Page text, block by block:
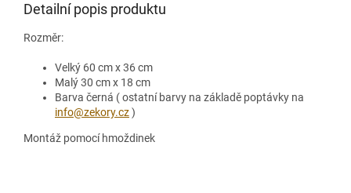
Detailní popis produktu
Rozměr:
Velký 60 cm x 36 cm
Malý 30 cm x 18 cm
Barva černá ( ostatní barvy na základě poptávky na
info@zekory.cz)
Montáž pomocí hmoždinek